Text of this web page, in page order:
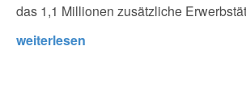
das 1,1 Millionen zusätzliche
weiterlesen